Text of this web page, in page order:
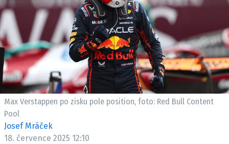
ROZHOVORY
OSTATNÍ
SLEDUJTE NÁS NA|
ETICKÝ KODEX
KONTAKT
Max Verstappen po zisku pole position, foto: Red Bull Content
Pool
Josef Mráček
18. července 2025 12:10